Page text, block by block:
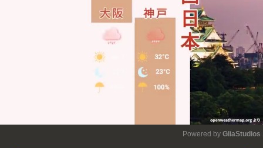
Powered by GliaStudios